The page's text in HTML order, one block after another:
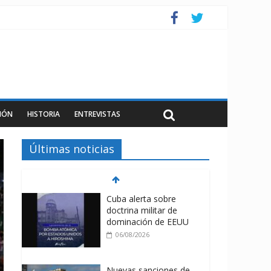
HISTORIA ENTREVISTAS
Últimas noticias
Cuba alerta sobre
doctrina militar de
dominación de EEUU
06/08/2026